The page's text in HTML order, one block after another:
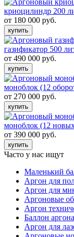
криоцилиндр 200
от 180 000 руб.
купить
газификатор 500
от 490 000 руб.
купить
моноблок (12
от 270 000 руб.
купить
моноблок (12
от 390 000 руб.
купить
Часто у нас ищут
Маленький
Аргон для
Аргон для
Аргоновые
Аргон
Баллон
Аргон для